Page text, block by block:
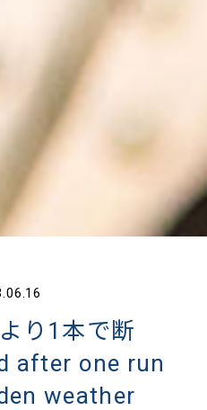
り1本で断
after one run
weather